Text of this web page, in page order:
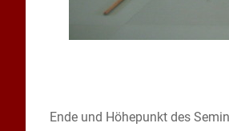
Ende und Höhepunkt des